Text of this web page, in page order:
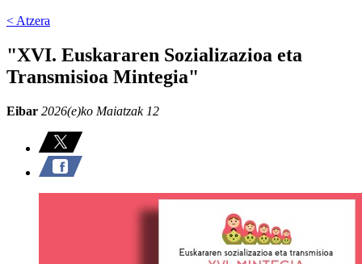
< Atzera
"XVI. Euskararen Sozializazioa eta
Transmisioa Mintegia"
Eibar 2026(e)ko Maiatzak 12